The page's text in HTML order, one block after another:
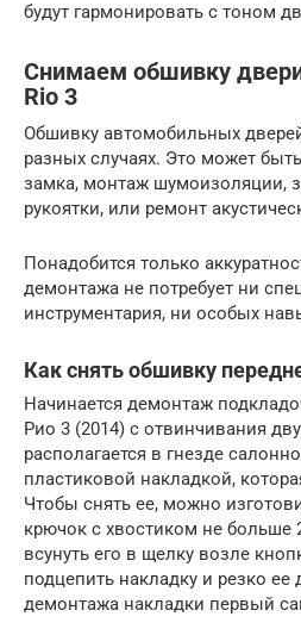
будут гармонировать с тоном
Снимаем обшивку
Rio 3
Обшивку автомобильных
разных случаях. Это может
замка, монтаж шумоизоляции,
рукоятки, или ремонт
Понадобится только
демонтажа не потребует ни
инструментария, ни особых
Как снять обшивку
Начинается демонтаж
Рио 3 (2014) с отвинчивания
располагается в гнезде
пластиковой накладкой,
Чтобы снять ее, можно
крючок с хвостиком не больше
всунуть его в щелку возле
подцепить накладку и резко ее
демонтажа накладки первый